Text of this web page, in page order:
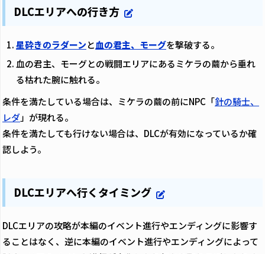
DLCエリアへの行き方
星砕きのラダーンと血の君主、モーグを撃破する。
血の君主、モーグとの戦闘エリアにあるミケラの繭から垂れ
る枯れた腕に触れる。
条件を満たしている場合は、ミケラの繭の前にNPC「針の騎士、
レダ」が現れる。
条件を満たしても行けない場合は、DLCが有効になっているか確
認しよう。
DLCエリアへ行くタイミング
DLCエリアの攻略が本編のイベント進行やエンディングに影響す
ることはなく、逆に本編のイベント進行やエンディングによって